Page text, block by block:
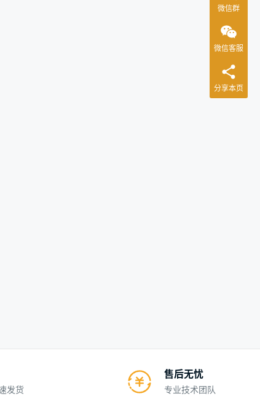
发货
售后无忧
专业技术团队
微信群
微信客服
分享本页